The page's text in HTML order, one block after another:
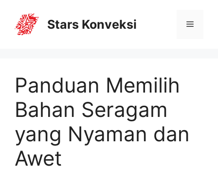
Stars Konveksi
Panduan Memilih
Bahan Seragam
yang Nyaman dan
Awet